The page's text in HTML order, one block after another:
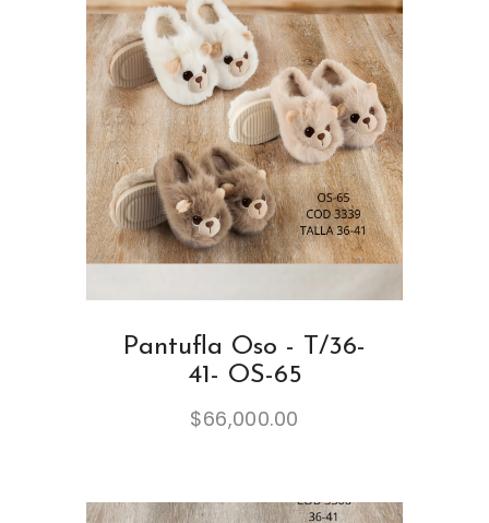
Pantufla Oso - T/36-
41- OS-65
$66,000.00